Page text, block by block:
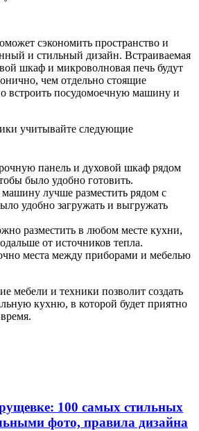
сэкономить пространство и
и стильный дизайн. Встраиваемая
шкаф и микроволновая печь будут
чем отдельно стоящие
встроить посудомоечную машину и
учитывайте следующие
панель и духовой шкаф рядом
было удобно готовить.
лучше разместить рядом с
удобно загружать и выгружать
разместить в любом месте кухни,
от источников тепла.
места между приборами и мебелью
мебели и техники позволит создать
кухню, в которой будет приятно
100 самых стильных
фото, правила дизайна